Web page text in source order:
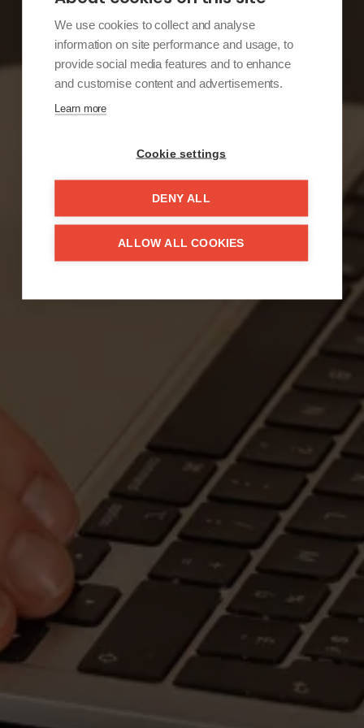
We use cookies to collect and analyse
information on site performance and usage, to
provide social media features and to enhance
and customise content and advertisements.
Learn more
Cookie settings
DENY ALL
ALLOW ALL COOKIES